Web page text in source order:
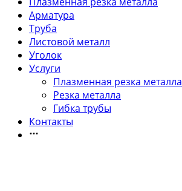
Арматура
Труба
Листовой металл
Уголок
Услуги
Плазменная резка металла
Резка металла
Гибка трубы
Контакты